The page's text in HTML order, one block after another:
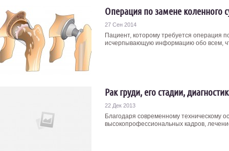
Операция по замене коленного
27 Сен 2014
Пациент, которому требуется операция
исчерпывающую информацию обо всем,
Рак груди, его стадии,
22 Дек 2013
Благодаря современному техническому
высокопрофессиональных кадров,